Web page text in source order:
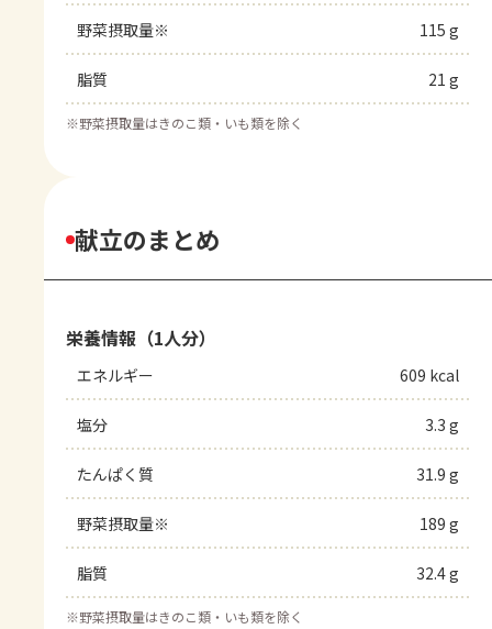
野菜摂取量※ 115 g
脂質 21 g
※野菜摂取量はきのこ類・いも類を除く
献立のまとめ
栄養情報（1人分）
エネルギー 609 kcal
塩分 3.3 g
たんぱく質 31.9 g
野菜摂取量※ 189 g
脂質 32.4 g
※野菜摂取量はきのこ類・いも類を除く